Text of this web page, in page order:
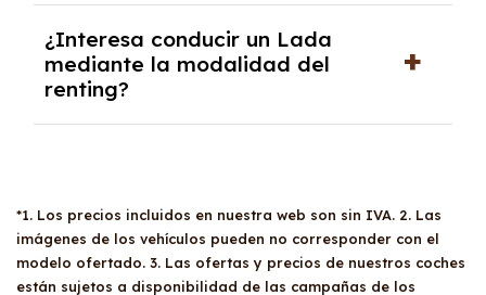
renting se puede adquirir el coche. En este
caso tendrán que analizar los años, la
cantidad de kilómetros recorridos y el coste
del mercado actual.
¿Interesa conducir un Lada
mediante la modalidad del
renting?
gusta cambiar de coche cada pocos años.
*1. Los precios incluidos en nuestra web son sin IVA. 2. Las
imágenes de los vehículos pueden no corresponder con el
modelo ofertado. 3. Las ofertas y precios de nuestros coches
están sujetos a disponibilidad de las campañas de los